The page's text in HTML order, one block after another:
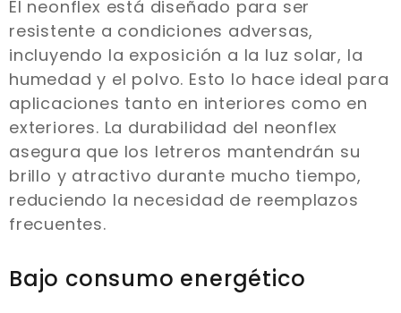
El neonflex está diseñado para ser
resistente a condiciones adversas,
incluyendo la exposición a la luz solar, la
humedad y el polvo. Esto lo hace ideal para
aplicaciones tanto en interiores como en
exteriores. La durabilidad del neonflex
asegura que los letreros mantendrán su
brillo y atractivo durante mucho tiempo,
reduciendo la necesidad de reemplazos
frecuentes.
Bajo consumo energético